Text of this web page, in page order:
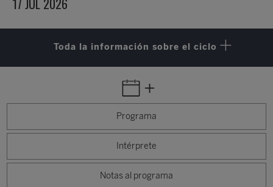
17 JUL 2026
Toda la información sobre el ciclo
+
Programa
Intérprete
Notas al programa